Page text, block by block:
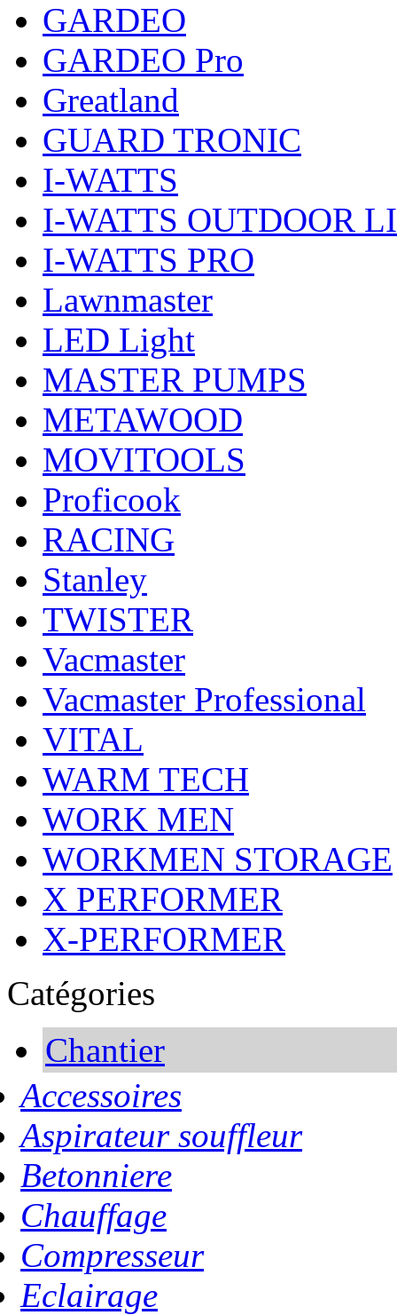
GARDEO
GARDEO Pro
Greatland
GUARD TRONIC
I-WATTS
I-WATTS OUTDOOR
I-WATTS PRO
Lawnmaster
LED Light
MASTER PUMPS
METAWOOD
MOVITOOLS
Proficook
RACING
Stanley
TWISTER
Vacmaster
Vacmaster Professional
VITAL
WARM TECH
WORK MEN
WORKMEN STORAGE
X PERFORMER
X-PERFORMER
Catégories
Chantier
Accessoires
Aspirateur souffleur
Betonniere
Chauffage
Compresseur
Eclairage